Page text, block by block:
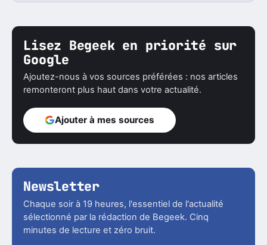
Lisez Begeek en priorité sur
Google
Ajoutez-nous à vos sources préférées : nos articles
remonteront plus haut dans votre actualité.
Ajouter à mes sources
Newsletter
Chaque soir à 19 heures, l'essentiel de l'actualité
sélectionné par la rédaction de Begeek. Cinq
minutes de lecture et zéro bruit.